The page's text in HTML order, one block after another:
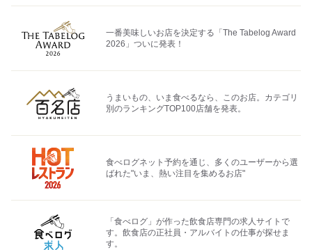
一番美味しいお店を決定する「The Tabelog Award
2026」ついに発表！
うまいもの、いま食べるなら、このお店。カテゴリ
別のランキングTOP100店舗を発表。
食べログネット予約を通じ、多くのユーザーから選
ばれた"いま、熱い注目を集めるお店"
「食べログ」が作った飲食店専門の求人サイトで
す。飲食店の正社員・アルバイトの仕事が探せま
す。